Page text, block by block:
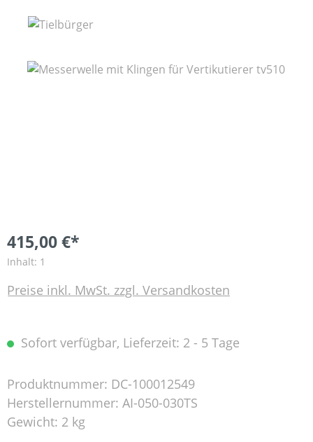
Bildergalerie überspringen
415,00 €*
Inhalt: 1
Preise inkl. MwSt. zzgl. Versandkosten
Sofort verfügbar, Lieferzeit: 2 - 5 Tage
Produktnummer: DC-100012549
Herstellernummer: AI-050-030TS
Gewicht: 2 kg